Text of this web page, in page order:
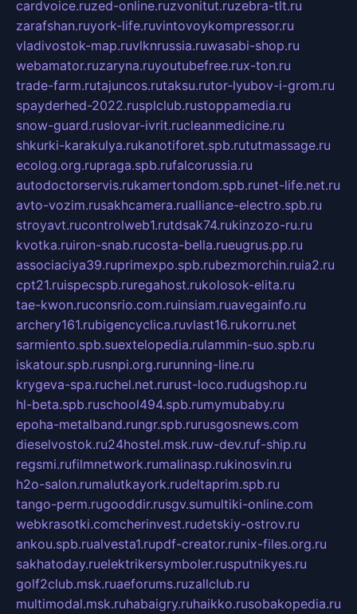
cardvoice.ruzed-online.ruzvonitut.ruzebra-tlt.ru
zarafshan.ruyork-life.ruvintovoykompressor.ru
vladivostok-map.ruvlknrussia.ruwasabi-shop.ru
webamator.ruzaryna.ruyoutubefree.rux-ton.ru
trade-farm.rutajuncos.rutaksu.rutor-lyubov-i-grom.ru
spayderhed-2022.rusplclub.rustoppamedia.ru
snow-guard.ruslovar-ivrit.rucleanmedicine.ru
shkurki-karakulya.rukanotiforet.spb.rututmassage.ru
ecolog.org.rupraga.spb.rufalcorussia.ru
autodoctorservis.rukamertondom.spb.runet-life.net.ru
avto-vozim.rusakhcamera.rualliance-electro.spb.ru
stroyavt.rucontrolweb1.rutdsak74.rukinzozo-ru.ru
kvotka.ruiron-snab.rucosta-bella.rueugrus.pp.ru
associaciya39.ruprimexpo.spb.rubezmorchin.ruia2.ru
cpt21.ruispecspb.ruregahost.rukolosok-elita.ru
tae-kwon.ruconsrio.com.ruinsiam.ruavegainfo.ru
archery161.rubigencyclica.ruvlast16.rukorru.net
sarmiento.spb.suextelopedia.rulammin-suo.spb.ru
iskatour.spb.rusnpi.org.rurunning-line.ru
krygeva-spa.ruchel.net.rurust-loco.rudugshop.ru
hl-beta.spb.ruschool494.spb.rumymubaby.ru
epoha-metalband.rungr.spb.rurusgosnews.com
dieselvostok.ru24hostel.msk.ruw-dev.ruf-ship.ru
regsmi.rufilmnetwork.rumalinasp.rukinosvin.ru
h2o-salon.rumalutkayork.rudeltaprim.spb.ru
tango-perm.rugooddir.rusgv.sumultiki-online.com
webkrasotki.comcherinvest.rudetskiy-ostrov.ru
ankou.spb.rualvesta1.rupdf-creator.runix-files.org.ru
sakhatoday.ruelektrikersymboler.rusputnikyes.ru
golf2club.msk.ruaeforums.ruzallclub.ru
multimodal.msk.ruhabaigry.ruhaikko.rusobakopedia.ru